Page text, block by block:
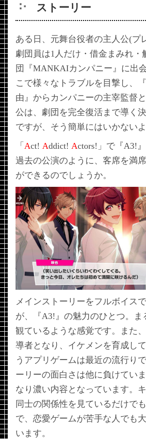
ストーリー
ある日、元舞台役者の主人公(プ
劇団員は1人だけ・借金まみれ・
団『MANKAIカンパニー』に出
こで様々なトラブルを目撃し、
由』からカンパニーの主宰監督
公は、劇団を完全復活まで導く
ですが、そう簡単にはいかない
「 Act! Addict! Actors!」で『A3!
過去の公演のように、客席を満
ができるのでしょうか。
メインストーリーをフルボイス
が、『A3!』の魅力のひとつ。ま
観ているような感覚です。また
導者となり、イケメンを育成し
うアプリゲームは最近の流行り
ーリーの面白さは他に負けてい
なり濃い内容となっています。
同士の関係性を見ているだけで
で、恋愛ゲームが苦手な人でも
います。